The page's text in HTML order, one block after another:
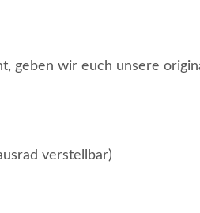
geben wir euch unsere
verstellbar)